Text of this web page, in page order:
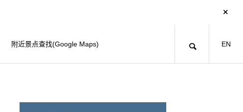
附近景点查找(Google Maps) EN